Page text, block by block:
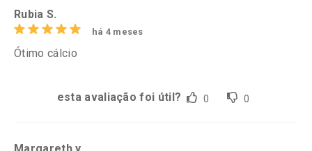
Rubia S.
há 4 meses
Ótimo cálcio
esta avaliação foi útil? 0 0